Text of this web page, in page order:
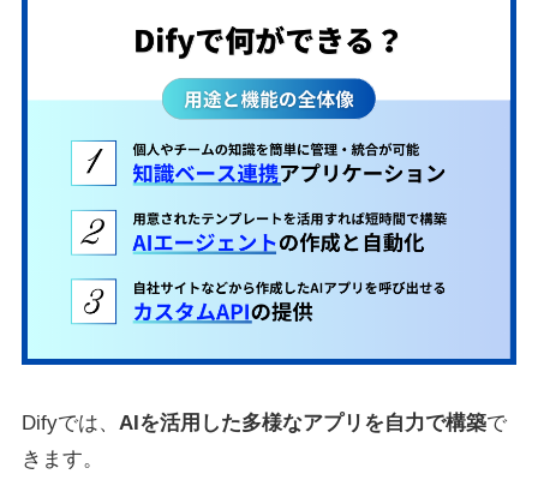
Difyでは、 AIを活用した多様なアプリを自力で構築で
きます。